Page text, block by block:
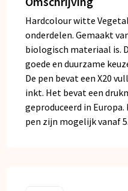
Hardcolour witte
onderdelen. Gemaakt
biologisch materiaal is.
goede en duurzame
De pen bevat een X20
inkt. Het bevat een
geproduceerd in
pen zijn mogelijk vanaf